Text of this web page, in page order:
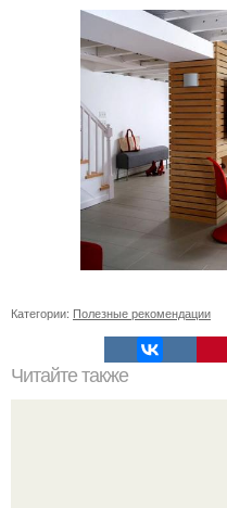
Категории: Полезные рекомендации
Читайте также